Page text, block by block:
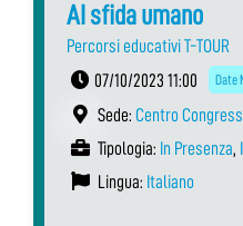
AI sfida umano
Percorsi educativi T-TOUR
07/10/2023 11:00
Date
Sede: Centro
Tipologia: In Presenza,
Lingua: Italiano